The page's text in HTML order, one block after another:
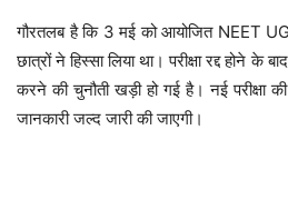
गौरतलब है कि 3 मई को आयोजित NEET
छात्रों ने हिस्सा लिया था। परीक्षा रद्द होने के
करने की चुनौती खड़ी हो गई है। नई परीक्षा
जानकारी जल्द जारी की जाएगी।